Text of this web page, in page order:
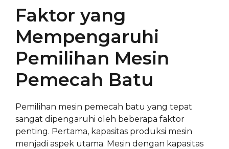
Faktor yang
Mempengaruhi
Pemilihan Mesin
Pemecah Batu
Pemilihan mesin pemecah batu yang tepat
sangat dipengaruhi oleh beberapa faktor
penting. Pertama, kapasitas produksi mesin
menjadi aspek utama. Mesin dengan kapasitas